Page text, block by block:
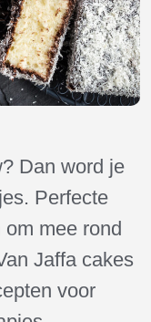
Dan word je
Perfecte
mee rond
Jaffa cakes
voor